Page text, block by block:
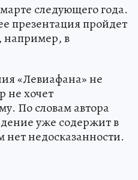
следующего года.
презентация пройдет
например, в
«Левиафана» не
не хочет
По словам автора
уже содержит в
нет недосказанности.